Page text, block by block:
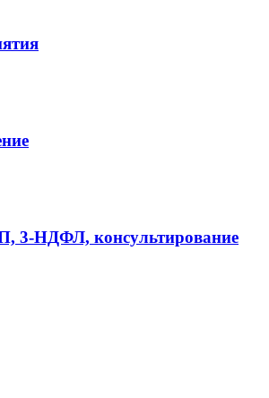
3-НДФЛ, консультирование